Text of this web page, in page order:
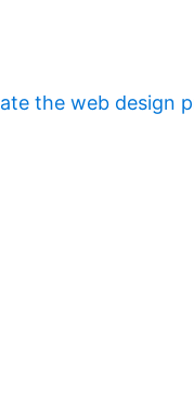
the web design